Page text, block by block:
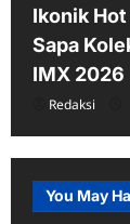
Ikonik
Sapa
IMX 2026
Redaksi
You May